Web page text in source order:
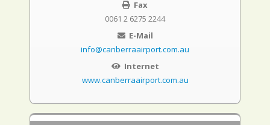
Fax
0061 2 6275 2244
E-Mail
info@canberraairport.com.au
Internet
www.canberraairport.com.au